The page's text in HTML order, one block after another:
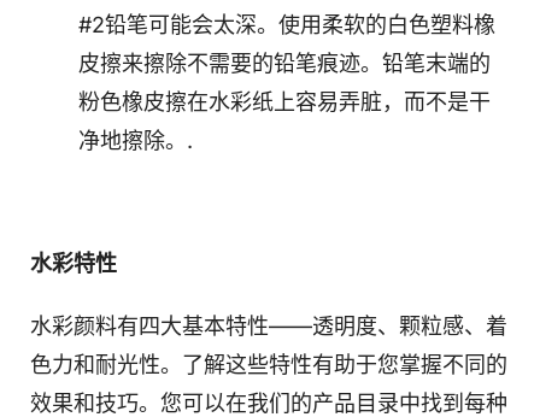
#2铅笔可能会太深。使用柔软的白色塑料橡
皮擦来擦除不需要的铅笔痕迹。铅笔末端的
粉色橡皮擦在水彩纸上容易弄脏，而不是干
净地擦除。.
水彩特性
水彩颜料有四大基本特性——透明度、颗粒感、着
色力和耐光性。了解这些特性有助于您掌握不同的
效果和技巧。您可以在我们的产品目录中找到每种